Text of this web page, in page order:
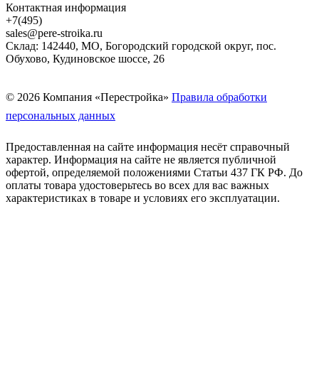
Контактная информация
+7(495)
sales@pere-stroika.ru
Склад: 142440, МО, Богородский городской округ, пос.
Обухово, Кудиновское шоссе, 26
© 2026 Компания «Перестройка» Правила обработки
персональных данных
Предоставленная на сайте информация несёт справочный
характер. Информация на сайте не является публичной
офертой, определяемой положениями Статьи 437 ГК РФ. До
оплаты товара удостоверьтесь во всех для вас важных
характеристиках в товаре и условиях его эксплуатации.